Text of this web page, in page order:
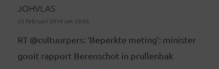
JOHVLAS
25 februari 2014 om 10:42
RT @cultuurpers: ‘Beperkte meting’: minister
gooit rapport Berenschot in prullenbak